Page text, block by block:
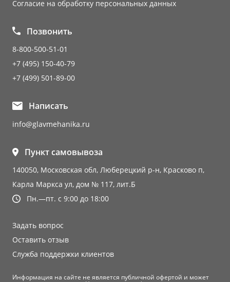
Согласие на обработку персональных данных
Позвонить
8-800-500-51-01
+7 (495) 150-40-79
+7 (499) 501-89-00
Написать
info@glavmehanika.ru
Пункт самовывоза
140050, Московская обл, Люберецкий р-н, Красково п,
Карла Маркса ул, дом № 117, лит.Б
Пн.—пт. с 9:00 до 18:00
Задать вопрос
Оставить отзыв
Служба поддержки клиентов
Информация на сайте не является публичной офертой и может